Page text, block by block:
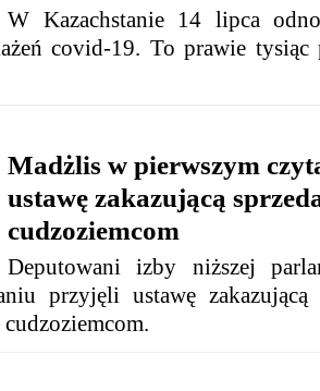
W Kazachstanie 14 lipca
covid-19. To prawie tysiąc
Madżlis w pierwszym
ustawę zakazującą
cudzoziemcom
Deputowani izby niższej
przyjęli ustawę